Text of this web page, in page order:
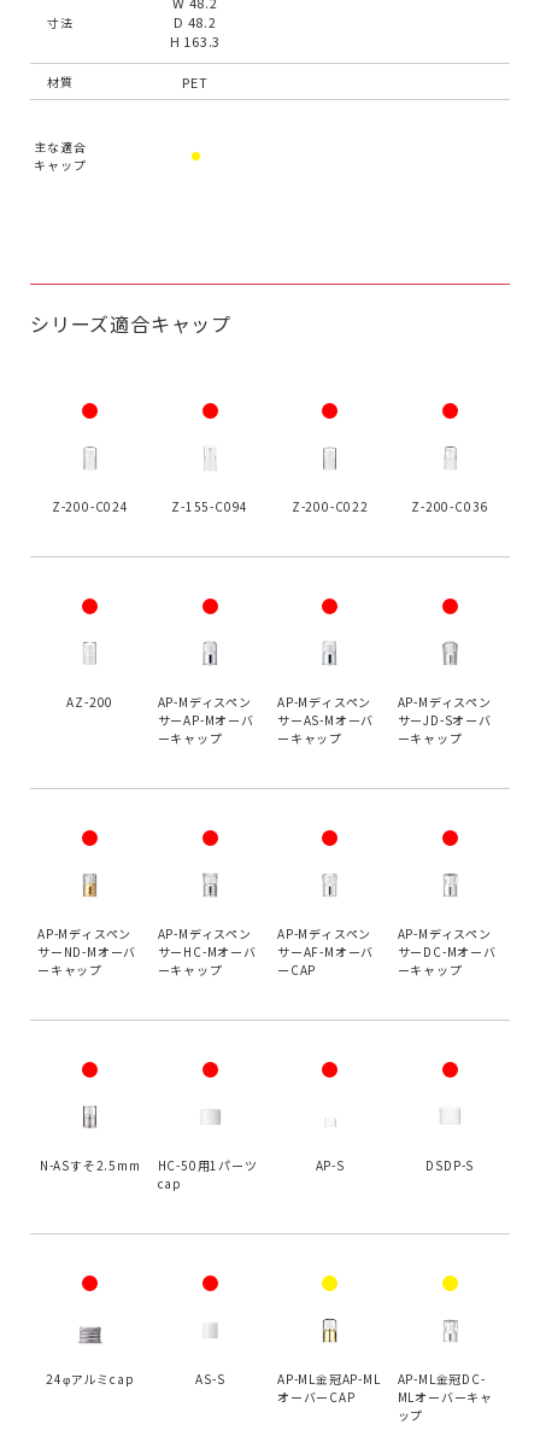
寸法
材質
主な適合
キャップ
D 48.2
H 163.3
PET
シリーズ適合キャップ
Z-200-C024 Z-155-C094 Z-200-C022 Z-200-C036
AZ-200
AP-Mディスペン
サーAP-Mオーバ
ーキャップ
AP-Mディスペン
サーAS-Mオーバ
ーキャップ
AP-Mディスペン
サーJD-Sオーバ
ーキャップ
AP-Mディスペン
サーND-Mオーバ
ーキャップ
AP-Mディスペン
サーHC-Mオーバ
ーキャップ
AP-Mディスペン
サーAF-Mオーバ
ーCAP
AP-Mディスペン
サーDC-Mオーバ
ーキャップ
N-ASすそ2.5mm
HC-50用1パーツ
cap
AP-S DSDP-S
24φアルミcap AS-S
AP-ML金冠AP-ML
オーバーCAP
AP-ML金冠DC-
MLオーバーキャ
ップ